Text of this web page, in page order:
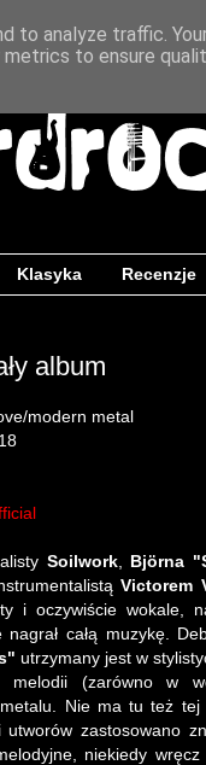
Klasyka Recenzje
album
modern metal
Soilwork, Björna
Victorem
i oczywiście wokale,
całą muzykę.
utrzymany jest w
melodii (zarówno w
Nie ma tu też tej
zastosowano
niekiedy
to analyze traffic.
to ensure